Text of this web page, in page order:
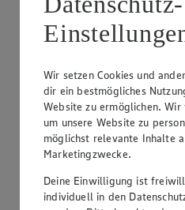
Wir setzen Cookies und
dir ein bestmögliches
Website zu ermöglichen.
um unsere Website zu
möglichst relevante Inhalte
Marketingzwecke.
Deine Einwilligung ist
individuell in den